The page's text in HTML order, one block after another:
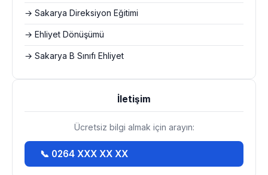
→ Sakarya Direksiyon Eğitimi
→ Ehliyet Dönüşümü
→ Sakarya B Sınıfı Ehliyet
İletişim
Ücretsiz bilgi almak için arayın:
📞 0264 XXX XX XX